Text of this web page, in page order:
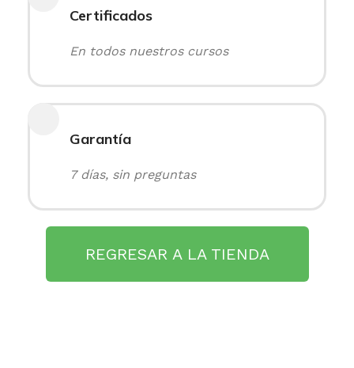
Certificados
En todos nuestros cursos
Garantía
7 días, sin preguntas
REGRESAR A LA TIENDA